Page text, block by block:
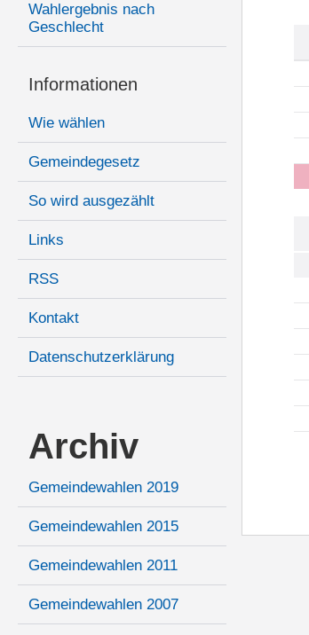
Wahlergebnis nach
Geschlecht
Informationen
Wie wählen
Gemeindegesetz
So wird ausgezählt
Links
RSS
Kontakt
Datenschutzerklärung
Archiv
Gemeindewahlen 2019
Gemeindewahlen 2015
Gemeindewahlen 2011
Gemeindewahlen 2007